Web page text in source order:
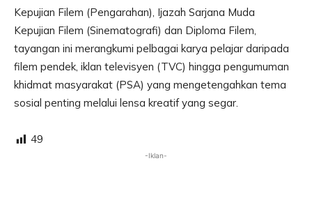
Kepujian Filem (Pengarahan), Ijazah Sarjana Muda
Kepujian Filem (Sinematografi) dan Diploma Filem,
tayangan ini merangkumi pelbagai karya pelajar daripada
filem pendek, iklan televisyen (TVC) hingga pengumuman
khidmat masyarakat (PSA) yang mengetengahkan tema
sosial penting melalui lensa kreatif yang segar.
49
-Iklan-